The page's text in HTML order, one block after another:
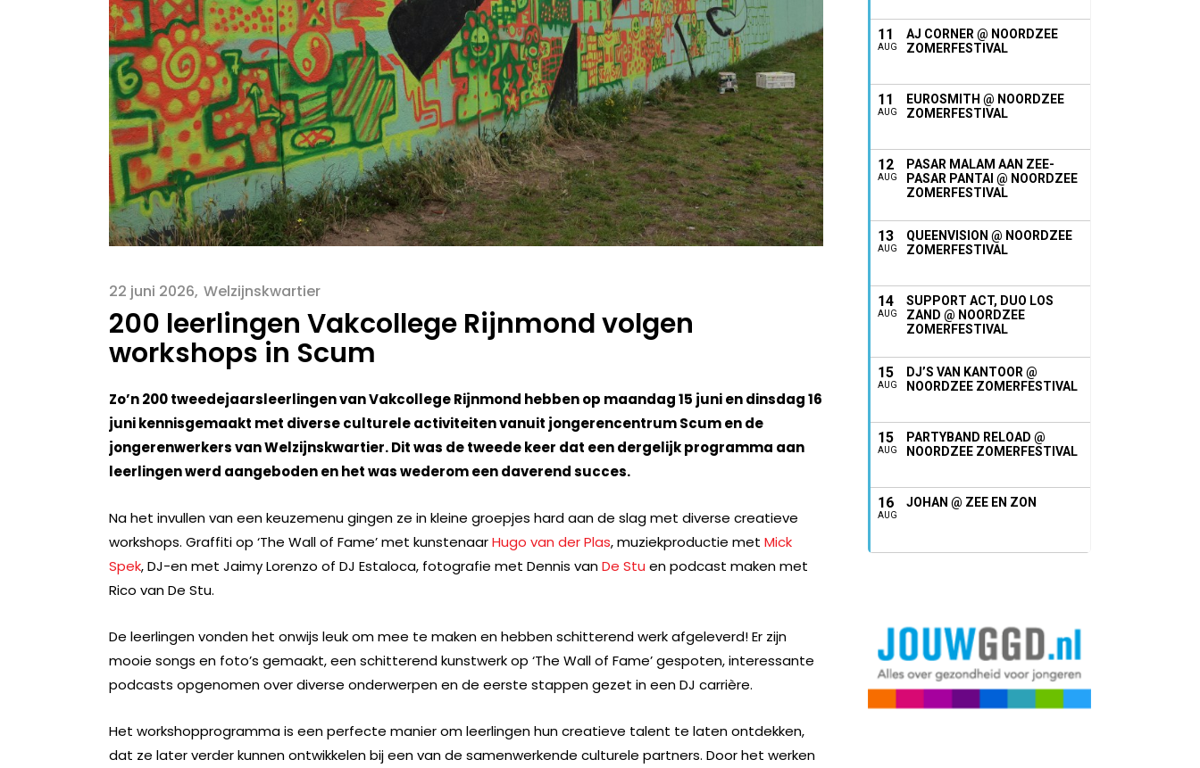
22 juni 2026 Welzijnskwartier
200 leerlingen Vakcollege Rijnmond volgen
workshops in Scum
Zo’n 200 tweedejaarsleerlingen van Vakcollege Rijnmond hebben op maandag 15 juni en dinsdag 16
juni kennisgemaakt met diverse culturele activiteiten vanuit jongerencentrum Scum en de
jongerenwerkers van Welzijnskwartier. Dit was de tweede keer dat een dergelijk programma aan
leerlingen werd aangeboden en het was wederom een daverend succes.
Na het invullen van een keuzemenu gingen ze in kleine groepjes hard aan de slag met diverse creatieve
workshops. Graffiti op ‘The Wall of Fame’ met kunstenaarHugo van der Plas, muziekproductie met Mick
Spek, DJ-en met Jaimy Lorenzo of DJ Estaloca, fotografie met Dennis vanDe Stu en podcast maken met
Rico van De Stu.
De leerlingen vonden het onwijs leuk om mee te maken en hebben schitterend werk afgeleverd! Er zijn
mooie songs en foto’s gemaakt, een schitterend kunstwerk op ‘The Wall of Fame’ gespoten, interessante
podcasts opgenomen over diverse onderwerpen en de eerste stappen gezet in een DJ carrière.
Het workshopprogramma is een perfecte manier om leerlingen hun creatieve talent te laten ontdekken,
dat ze later verder kunnen ontwikkelen bij een van de samenwerkende culturele partners. Door het werken
11
AUG
AJ CORNER @ NOORDZEE
ZOMERFESTIVAL
11
AUG
EUROSMITH @ NOORDZEE
ZOMERFESTIVAL
12
AUG
PASAR MALAM AAN ZEE-
PASAR PANTAI @ NOORDZEE
ZOMERFESTIVAL
13
AUG
QUEENVISION @ NOORDZEE
ZOMERFESTIVAL
14
AUG
SUPPORT ACT, DUO LOS
ZAND @ NOORDZEE
ZOMERFESTIVAL
15
AUG
DJ’S VAN KANTOOR @
NOORDZEE ZOMERFESTIVAL
15
AUG
PARTYBAND RELOAD @
NOORDZEE ZOMERFESTIVAL
16
AUG
JOHAN @ ZEE EN ZON